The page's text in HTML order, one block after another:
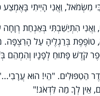
מִשְּׂמֹאל, וַאֲנִי הָיִיתִי
וַאֲנִי הִתְיַשַּׁבְתִּי בְּאַנְחַת
בְּרַגְלֶיהָ עַל
קֹדֶשׁ פָּתוּחַ לְפָנָיו וְהִמְהֵם
הַטִפּוּלִים. "הֵי! הוּא
אֵין לְךָ מַה לִּדְאֹג!"